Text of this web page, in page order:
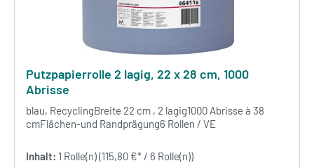
Putzpapierrolle 2 lagig, 22 x 28 cm, 1000
Abrisse
blau, RecyclingBreite 22 cm , 2 lagig1000 Abrisse à 38
cmFlächen-und Randprägung6 Rollen / VE
Inhalt: 1 Rolle(n)(115,80 €* / 6 Rolle(n))